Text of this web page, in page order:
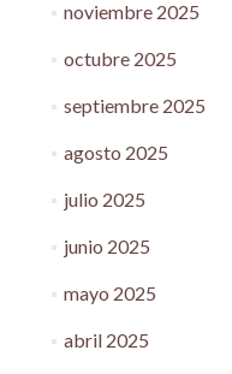
noviembre 2025
octubre 2025
septiembre 2025
agosto 2025
julio 2025
junio 2025
mayo 2025
abril 2025